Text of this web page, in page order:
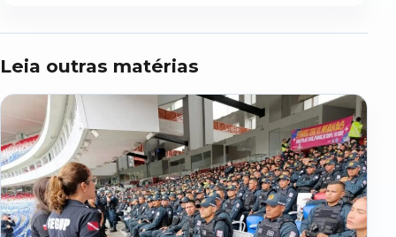
Leia outras matérias